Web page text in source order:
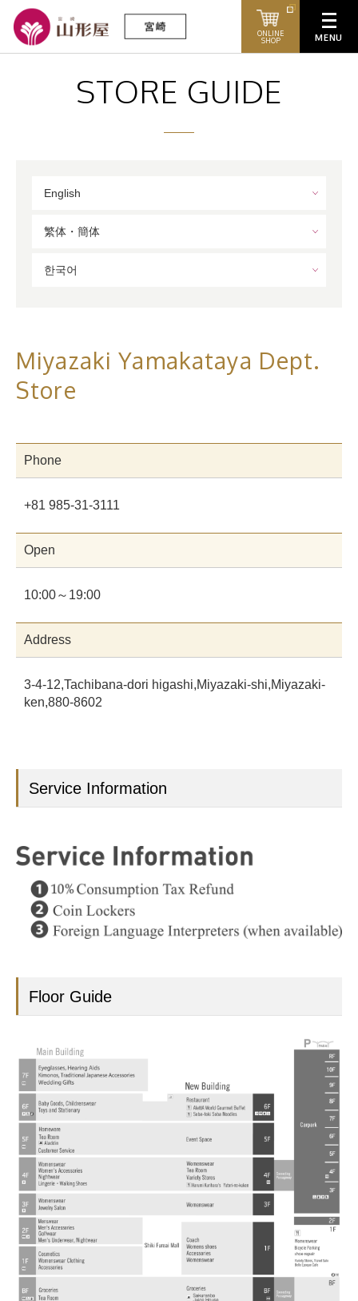
ONLINE
SHOP
STORE GUIDE
English
繁体・簡体
한국어
Miyazaki Yamakataya Dept.
Store
Phone
+81 985-31-3111
Open
10:00～19:00
Address
3-4-12,Tachibana-dori higashi,Miyazaki-shi,Miyazaki-
ken,880-8602
Service Information
Floor Guide